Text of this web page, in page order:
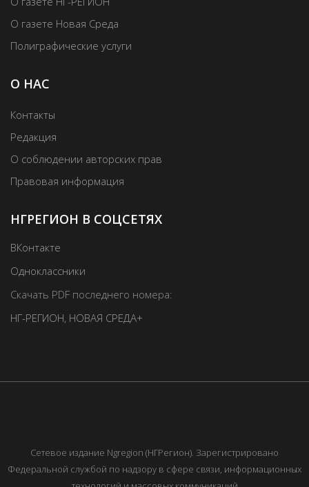
О газете Новая Среда
Полиграфические услуги
О НАС
Контакты
Редакция
О соблюдении авторских прав
Правовая информация
НГРЕГИОН В СОЦСЕТЯХ
ВКонтакте
Одноклассники
Скачать PDF последнего номера:
НГ-РЕГИОН, НОВАЯ СРЕДА+
Сетевое издание Ngregion (НГРегион). Зарегистрировано
Федеральной службой по надзору в сфере связи, информационных